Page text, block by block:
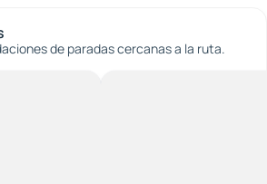
de paradas cercanas a la ruta.